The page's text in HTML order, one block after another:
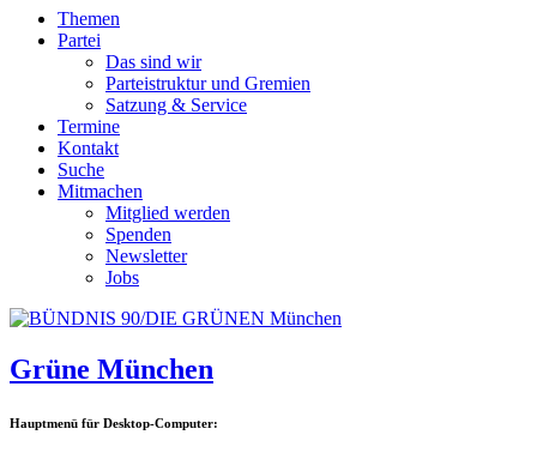
Themen
Partei
Das sind wir
Parteistruktur und Gremien
Satzung & Service
Termine
Kontakt
Suche
Mitmachen
Mitglied werden
Spenden
Newsletter
Jobs
Grüne München
Hauptmenü für Desktop-Computer: